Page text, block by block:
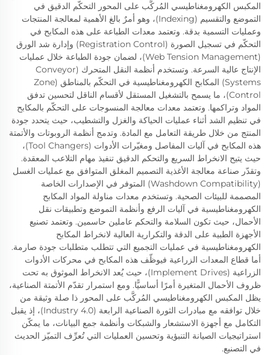
المكبس الكهرومغناطيسي المُركَّب على المحور التحكّم الدقيق في
التموضع والتقسيم (Indexing)، وهو أمرٌ بالغ الأهمية لمعالجة المنتجات
وعمليات التسمية بدقة. وتعتمد معدات الطباعة على هذه المكابح في
التحكّم في تسجيل الصورة (Registration Control) وإدارة شد الورق
(Web Tension Management)، لضمان جودة الطباعة خلال عمليات
الإنتاج عالية السرعة. وتستخدم أنظمة النقل المتحرك (Conveyor
Systems) المكابح الكهرومغناطيسية في التحكّم بالمناطق (Zone
Control)، ما يسمح بالتشغيل المستقل لأقسام الناقل لتحسين تدفق
المواد وتراكمها. وتعتمد معدات معالجة المنسوجات على التحكّم بالمكابح
في تنظيم الشد أثناء عمليات الحياكة والغزل والتشطيب، حيث يتحدد جودة
المنتج من خلال طريقة التعامل مع المادة. وتدمج أنظمة الروبوتات والأتمتة
هذه المكابح في آليات المفاصل ومغيّرات الأدوات (Tool Changers)،
حيث يتيح الانخراط السريع والتحكم الدقيق تنفيذ مهام التلاعب المعقدة.
وتقدّر صناعة معالجة الأغذية التصميم المغلق المتوافق مع عمليات الغسل
(Washdown Compatibility) المتوفر في الإصدارات الخاصة
المصممة للبيئات الصحية. وتستخدم معدات مناولة المواد المكابح
الكهرومغناطيسية في آليات الرفع وأنظمة التموضع وتطبيقات نقل
الأحمال، حيث تكون السلامة والتحكم عاملين حاسمين. وتعتمد تصنيع
الأجهزة الطبية على الدقة والتكرارية العالية لانخراط المكابح
الكهرومغناطيسية في عمليات التجميع التي تتطلب متطلبات جودة صارمة.
أما قطاع المعدات الزراعية فيوظّف هذه المكابح في محركات الأدوات
الزراعية (Implement Drives)، حيث يُعد الانخراط الموثوق به تحت
ظروف الأحمال المتغيرة أمرًا أساسيًّا. ومع استمرار تقدّم الأتمتة الصناعية،
يظل المكبس الكهرومغناطيسي المُركَّب على المحور ذا صلة وثيقة من
خلال توافقه مع مبادرات الثورة الصناعية الرابعة (Industry 4.0)، إذ يقبل
التكامل مع أجهزة الاستشعار والشبكات وأنظمة جمع البيانات، ما يمكّن
استراتيجيات الصيانة التنبؤية وتحسين العمليات التي تُعرِّف التميّز الحديث
في التصنيع.